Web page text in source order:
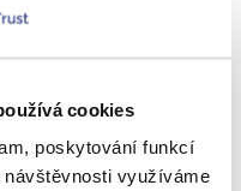
cookies
poskytování funkcí
využíváme
a také
pořádali
zájem byl značný.
tak